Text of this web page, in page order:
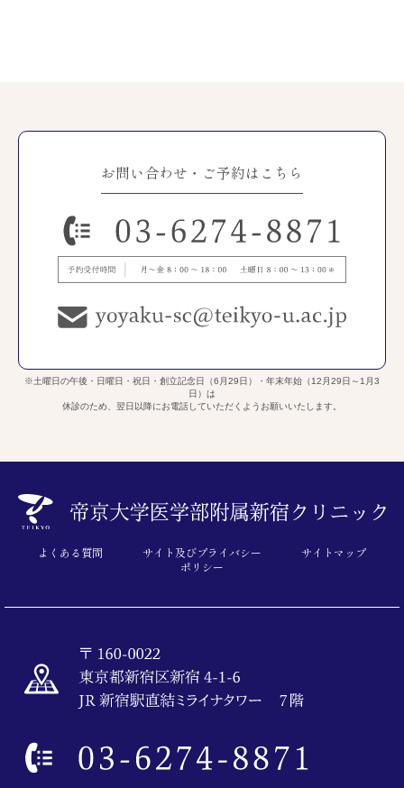
お問い合わせ・ご予約はこちら
※土曜日の午後・日曜日・祝日・創立記念日（6月29日）・年末年始（12月29日～1月3
日）は
休診のため、翌日以降にお電話していただくようお願いいたします。
よくある質問
サイト及びプライバシー
ポリシー
サイトマップ